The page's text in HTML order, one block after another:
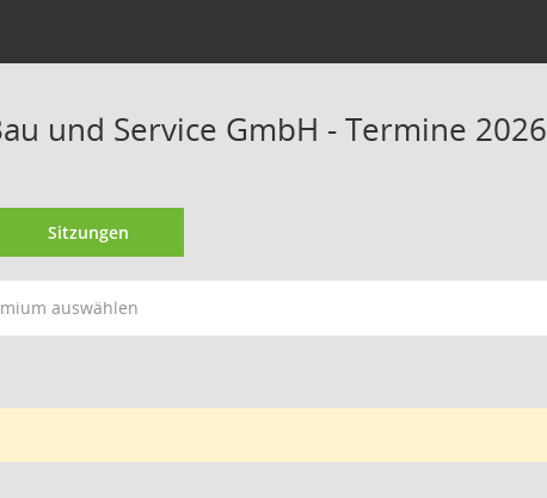
und Service GmbH - Termine 2026
Sitzungen
auswählen